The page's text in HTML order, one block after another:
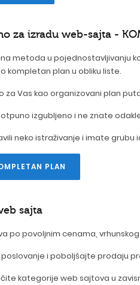
za izradu web-sajta -
metoda u pojednostavljivanju
kompletan plan u obliku liste.
za Vas kao organizovani plan
izgubljeno i ne znate
neko istraživanje i imate
PLAN
sajta
po povoljnim cenama,
i poboljšajte prodaju
kategorije web sajtova u